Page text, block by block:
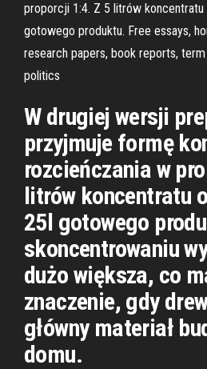
proporcji 1:4. Z 5 litrów
gotowego produktu. Free essays,
research papers, book reports,
politics
W drugiej wersji
przyjmuje formę
rozcieńczania w
litrów koncentratu
25l gotowego
skoncentrowaniu
dużo większa, co
znaczenie, gdy
główny materiał
domu.